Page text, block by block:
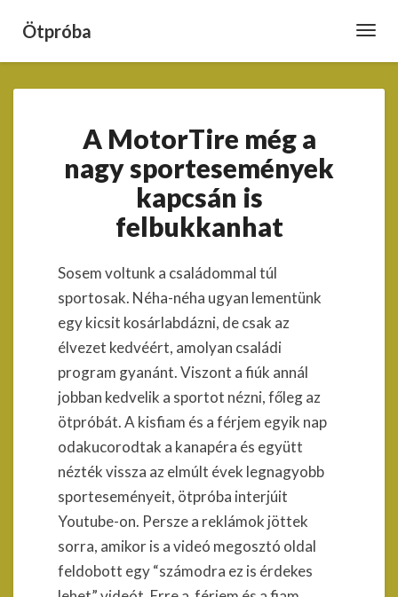
Ötpróba
MotorTire
még
a
nagy
sportesemények
kapcsán
felbukkanhat
A MotorTire még a
nagy sportesemények
kapcsán is
felbukkanhat
Sosem voltunk a családommal túl
sportosak. Néha-néha ugyan lementünk
egy kicsit kosárlabdázni, de csak az
élvezet kedvéért, amolyan családi
program gyanánt. Viszont a fiúk annál
jobban kedvelik a sportot nézni, főleg az
ötpróbát. A kisfiam és a férjem egyik nap
odakucorodtak a kanapéra és együtt
nézték vissza az elmúlt évek legnagyobb
sporteseményeit, ötpróba interjúit
Youtube-on. Persze a reklámok jöttek
sorra, amikor is a videó megosztó oldal
feldobott egy “számodra ez is érdekes